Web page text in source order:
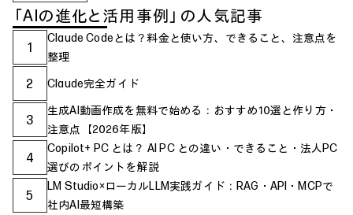
「AIの進化と活用事例」の人気記事
1
Claude Codeとは？料金と使い方、できること、注意点を
整理
2 Claude完全ガイド
3
生成AI動画作成を無料で始める：おすすめ10選と作り方・
注意点【2026年版】
4
Copilot+ PC とは？ AI PC との違い・できること・法人PC
選びのポイントを解説
5
LM Studio×ローカルLLM実践ガイド：RAG・API・MCPで
社内AI最短構築